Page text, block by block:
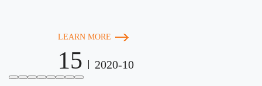
LEARN MORE
15 2020-10